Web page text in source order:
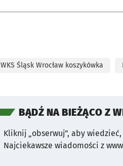
WKS Śląsk Wrocław koszykówka
BĄDŹ NA BIEŻĄCO Z
Kliknij „obserwuj”, aby
Najciekawsze wiadomości z